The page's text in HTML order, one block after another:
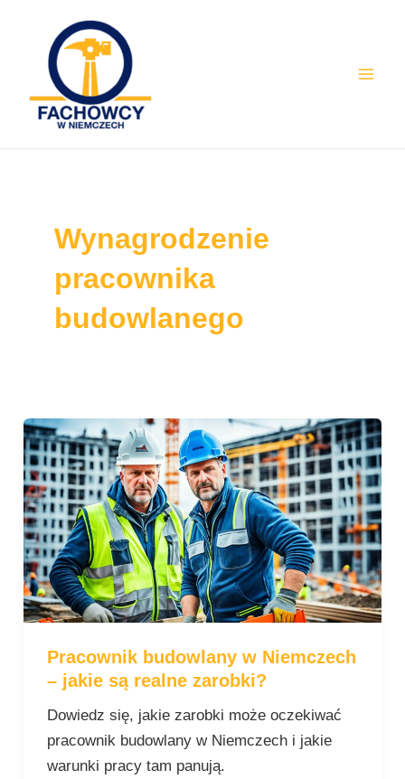
content
Wynagrodzenie
pracownika
budowlanego
Pracownik budowlany w Niemczech
– jakie są realne zarobki?
Dowiedz się, jakie zarobki może oczekiwać
pracownik budowlany w Niemczech i jakie
warunki pracy tam panują.
Pracownik
budowlany
w
Niemczech
–
jakie
są
realne